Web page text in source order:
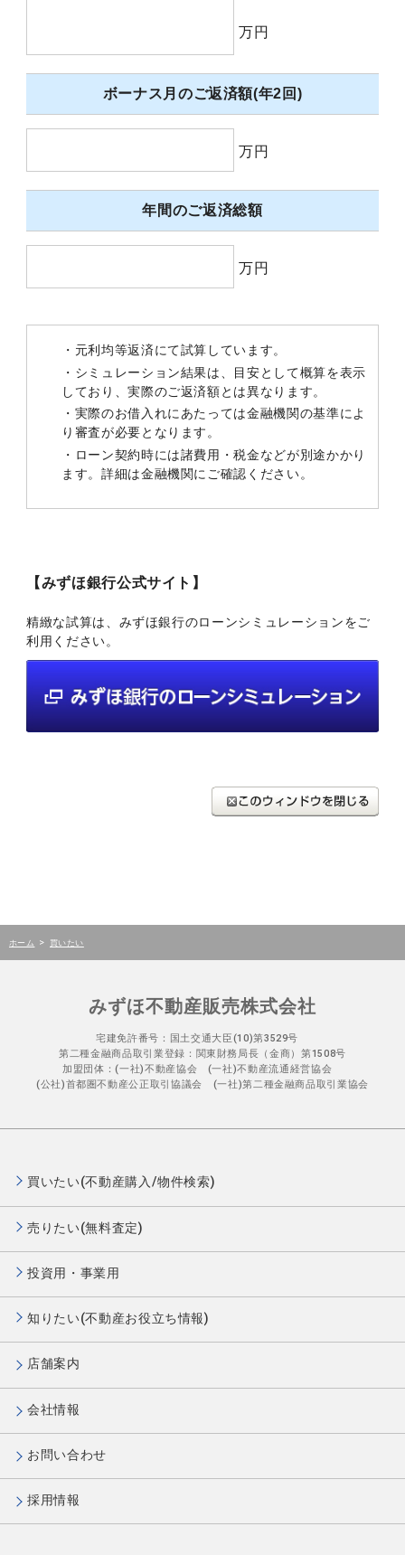
万円
ボーナス月のご返済額(年2回)
万円
年間のご返済総額
万円
・元利均等返済にて試算しています。
・シミュレーション結果は、目安として概算を表示
しており、実際のご返済額とは異なります。
・実際のお借入れにあたっては金融機関の基準によ
り審査が必要となります。
・ローン契約時には諸費用・税金などが別途かかり
ます。詳細は金融機関にご確認ください。
【みずほ銀行公式サイト】
精緻な試算は、みずほ銀行のローンシミュレーションをご
利用ください。
ホーム > 買いたい
みずほ不動産販売株式会社
宅建免許番号：国土交通大臣(10)第3529号
第二種金融商品取引業登録：関東財務局長（金商）第1508号
加盟団体：(一社)不動産協会 (一社)不動産流通経営協会
(公社)首都圏不動産公正取引協議会 (一社)第二種金融商品取引業協会
買いたい(不動産購入/物件検索)
売りたい(無料査定)
投資用・事業用
知りたい(不動産お役立ち情報)
店舗案内
会社情報
お問い合わせ
採用情報